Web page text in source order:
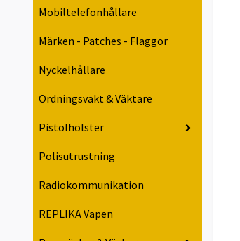
Mobiltelefonhållare
Märken - Patches - Flaggor
Nyckelhållare
Ordningsvakt & Väktare
Pistolhölster
Polisutrustning
Radiokommunikation
REPLIKA Vapen